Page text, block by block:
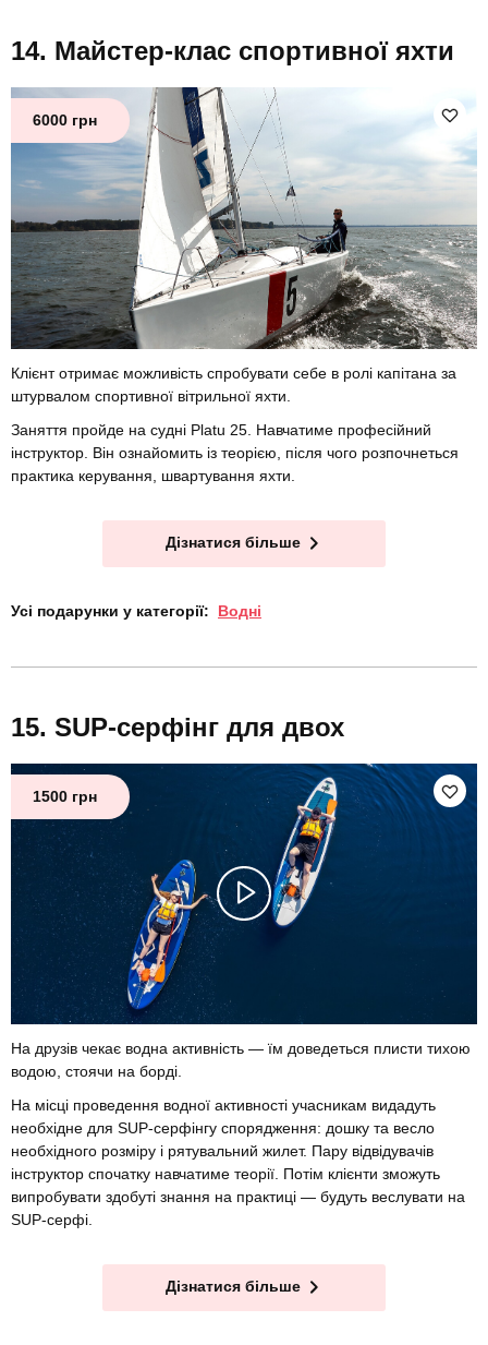
Майстер-клас спортивної яхти
6000 грн
Клієнт отримає можливість спробувати себе в ролі капітана за
штурвалом спортивної вітрильної яхти.
Заняття пройде на судні Platu 25. Навчатиме професійний
інструктор. Він ознайомить із теорією, після чого розпочнеться
практика керування, швартування яхти.
Дізнатися більше
Усі подарунки у категорії: Водні
SUP-серфінг для двох
1500 грн
На друзів чекає водна активність — їм доведеться плисти тихою
водою, стоячи на борді.
На місці проведення водної активності учасникам видадуть
необхідне для SUP-серфінгу спорядження: дошку та весло
необхідного розміру і рятувальний жилет. Пару відвідувачів
інструктор спочатку навчатиме теорії. Потім клієнти зможуть
випробувати здобуті знання на практиці — будуть веслувати на
SUP-серфі.
Дізнатися більше